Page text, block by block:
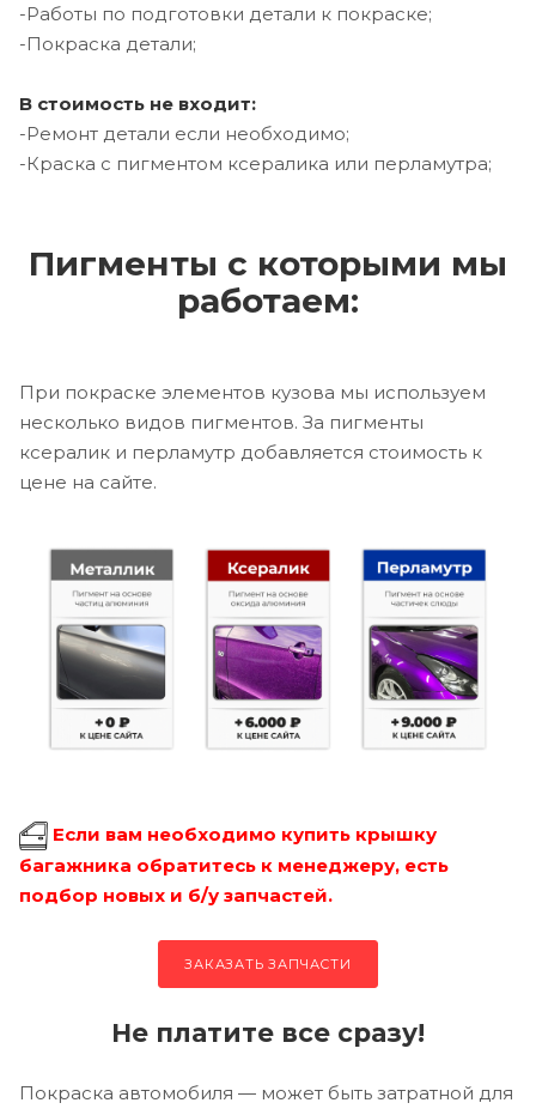
-Работы по подготовки детали к покраске;
-Покраска детали;
В стоимость не входит:
-Ремонт детали если необходимо;
-Краска с пигментом ксералика или перламутра;
Пигменты с которыми мы
работаем:
При покраске элементов кузова мы используем
несколько видов пигментов. За пигменты
ксералик и перламутр добавляется стоимость к
цене на сайте.
Если вам необходимо купить крышку
багажника обратитесь к менеджеру, есть
подбор новых и б/у запчастей.
ЗАКАЗАТЬ ЗАПЧАСТИ
Не платите все сразу!
Покраска автомобиля — может быть затратной для